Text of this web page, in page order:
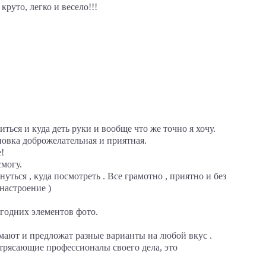
легко и весело!!!
и куда деть руки и вообще что же точно я хочу.
доброжелательная и приятная.
, куда посмотреть . Все грамотно , приятно и без
)
элементов фото.
и предложат разные варианты на любой вкус .
профессионалы своего дела, это